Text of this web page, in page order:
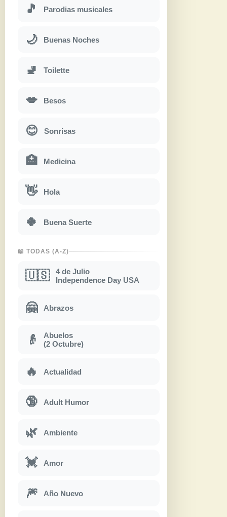
🎵 Parodias musicales
🌙 Buenas Noches
🚽 Toilette
💋 Besos
😊 Sonrisas
🏥 Medicina
👋 Hola
🍀 Buena Suerte
📖 TODAS (A-Z)
🇺🇸
4 de Julio
Independence Day USA
🤗 Abrazos
👴
Abuelos
(2 Octubre)
🔥 Actualidad
🔞 Adult Humor
🌿 Ambiente
💓 Amor
🎆 Año Nuevo